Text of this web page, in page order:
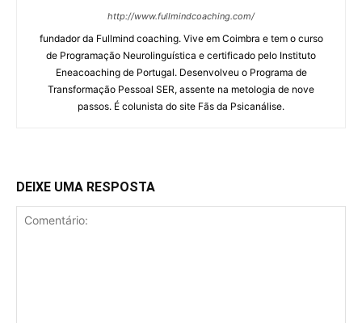
http://www.fullmindcoaching.com/
fundador da Fullmind coaching. Vive em Coimbra e tem o curso
de Programação Neurolinguística e certificado pelo Instituto
Eneacoaching de Portugal. Desenvolveu o Programa de
Transformação Pessoal SER, assente na metologia de nove
passos. É colunista do site Fãs da Psicanálise.
DEIXE UMA RESPOSTA